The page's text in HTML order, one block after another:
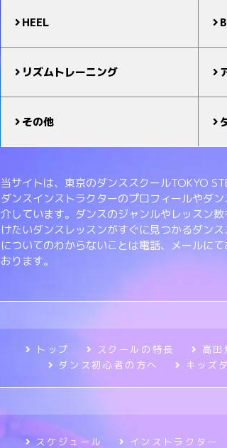
HEEL
リズムトレーニング
その他
当サイトは、東京のダンススクールTOKYO
ダンスインストラクターのプロフィールやダ
介しています。ダンスのジャンルやレッスン
けたいダンスレッスンがすぐに見つかるダン
についてのわからないことは電話、メールに
おります。
トップ スクールの特長 高田
ダンス初心者の方へ
キッズ
スケジュール インストラクター